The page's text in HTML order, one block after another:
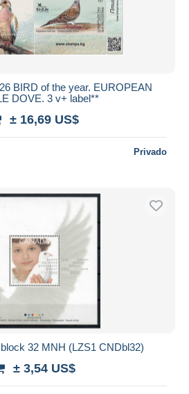
BIRD of the year. EUROPEAN
DOVE. 3 v+ label**
± 16,69 US$
Privado
32 MNH (LZS1 CNDbl32)
± 3,54 US$